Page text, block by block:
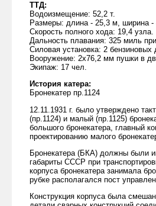
ТТД:
Водоизмещение: 52,2 т.
Размеры: длина - 25,3 м, ширина
Скорость полного хода: 19,4 узла.
Дальность плавания: 325 миль
Силовая установка: 2 бензиновых
Вооружение: 2х76,2 мм пушки в
Экипаж: 17 чел.
История катера:
Бронекатер пр.1124
12.11.1931 г. было утверждено
(пр.1124) и малый (пр.1125)
большого бронекатера, главный
проектированию малого
Бронекатера (БКА) должны были
габариты СССР при
корпуса бронекатера занимала
рубке располагался пост
Конструкция корпуса была